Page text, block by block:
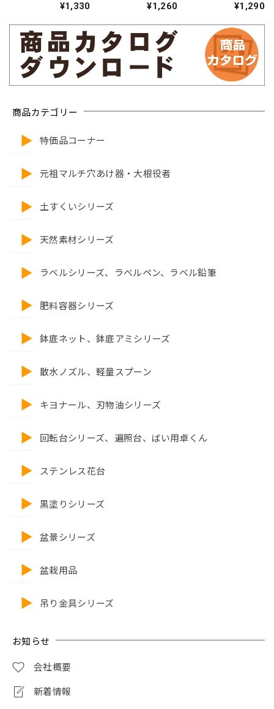
商品カテゴリー
特価品コーナー
元祖マルチ穴あけ器・大根役者
土すくいシリーズ
天然素材シリーズ
ラベルシリーズ、ラベルペン、ラベル鉛筆
肥料容器シリーズ
鉢底ネット、鉢底アミシリーズ
散水ノズル、軽量スプーン
キヨナール、刃物油シリーズ
回転台シリーズ、遍照台、ばい用卓くん
ステンレス花台
黒塗りシリーズ
盆景シリーズ
盆栽用品
吊り金具シリーズ
お知らせ
会社概要
新着情報
¥1,330 ¥1,260 ¥1,290